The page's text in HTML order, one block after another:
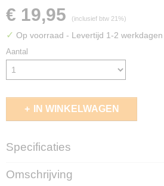
€ 19,95 (inclusief btw 21%)
✓ Op voorraad - Levertijd 1-2 werkdagen
Aantal
IN WINKELWAGEN
Specificaties
EAN code
8717278850603
Omschrijving